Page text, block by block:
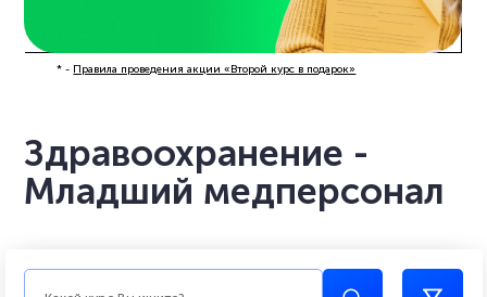
Здравоохранение -
Младший медперсонал
* - Правила проведения акции «Второй курс в подарок»